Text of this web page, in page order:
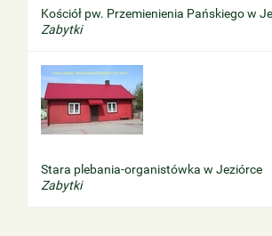
Kościół pw. Przemienienia Pańskiego w
Zabytki
Stara plebania-organistówka w Jeziórce
Zabytki